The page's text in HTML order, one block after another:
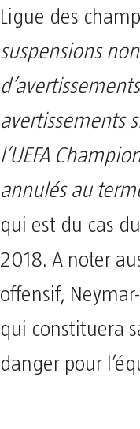
Ligue des
suspensions
avertissements
l’UEFA
annulés au
qui est du cas
2018. A noter
offensif,
qui constituera
danger pour